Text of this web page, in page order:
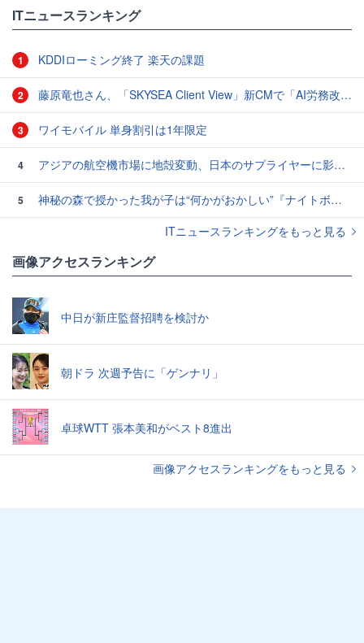
ITニュースランキング
1 KDDIローミング終了 楽天の課題
2 藤原竜也さん、「SKYSEA Client View」新CMで「AI労務改善」をアピール 働き方をAIが分析したら「すぐに休んで」と言われる？
3 ワイモバイル 単身割引は1年限定
4 アジアの航空機市場に地殻変動、日本のサプライヤーに影響も
5
神秘の森で授かった我が子は“何かがおかしい”『ナイトボーン -夜哭-』本編映像解禁 母の絶叫顔うちわが全国の劇場に［ホラー通信］
ITニュースランキングをもっと見る
画像アクセスランキング
中日が新庄監督招聘を検討か
朝ドラ 次週予告に「ゲンナリ」
卓球WTT 張本美和がベスト8進出
画像アクセスランキングをもっと見る